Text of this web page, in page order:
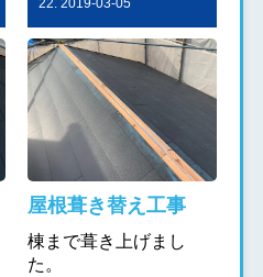
22. 2019-03-05
屋根葺き替え工事
棟まで葺き上げまし
た。